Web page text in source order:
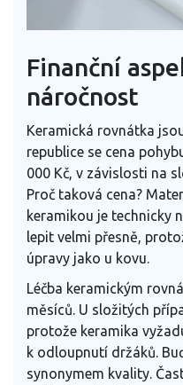
Finanční
náročnost
Keramická rovnátka
republice se cena
000 Kč, v závislosti na
Proč taková cena?
keramikou je technicky
lepit velmi přesně,
úpravy jako u kovu.
Léčba keramickým
měsíců. U složitých
protože keramika
k odloupnutí držáků.
synonymem kvality.